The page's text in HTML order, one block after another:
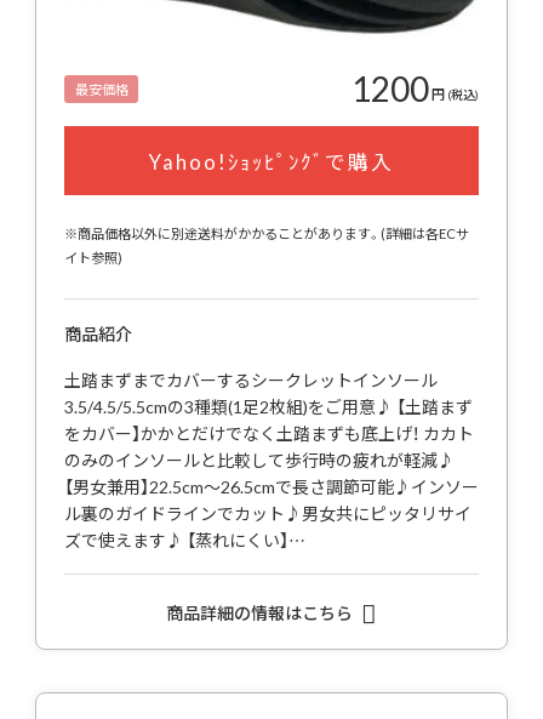
最安価格 1200円 (税込)
Yahoo!ｼｮｯﾋﾟﾝｸﾞで購入
※商品価格以外に別途送料がかかることがあります。(詳細は各ECサ
イト参照)
商品紹介
土踏まずまでカバーするシークレットインソール
3.5/4.5/5.5cmの3種類(1足2枚組)をご用意♪ 【土踏まず
をカバー】かかとだけでなく土踏まずも底上げ！ カカト
のみのインソールと比較して歩行時の疲れが軽減♪
【男女兼用】22.5cm～26.5cmで長さ調節可能♪インソー
ル裏のガイドラインでカット♪男女共にピッタリサイ
ズで使えます♪ 【蒸れにくい】…
商品詳細の情報はこちら